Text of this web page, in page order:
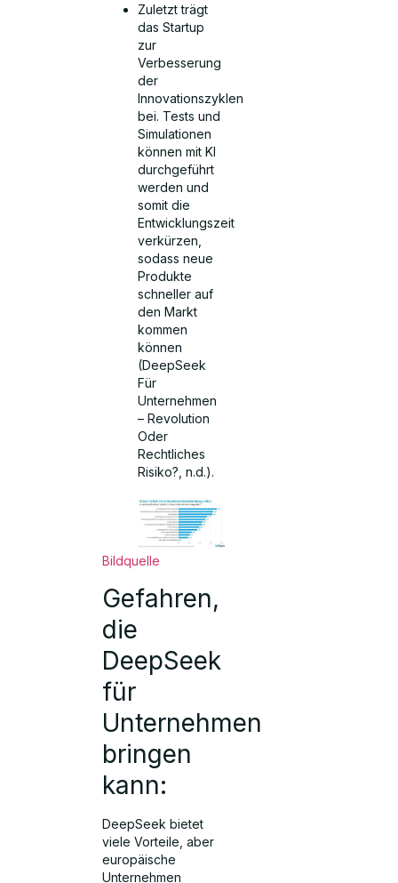
Zuletzt trägt
das Startup
zur
Verbesserung
der
Innovationszyklen
bei. Tests und
Simulationen
können mit KI
durchgeführt
werden und
somit die
Entwicklungszeit
verkürzen,
sodass neue
Produkte
schneller auf
den Markt
kommen
können
(DeepSeek
Für
Unternehmen
– Revolution
Oder
Rechtliches
Risiko?, n.d.).
Bildquelle
Gefahren,
die
DeepSeek
für
Unternehmen
bringen
kann:
DeepSeek bietet
viele Vorteile, aber
europäische
Unternehmen